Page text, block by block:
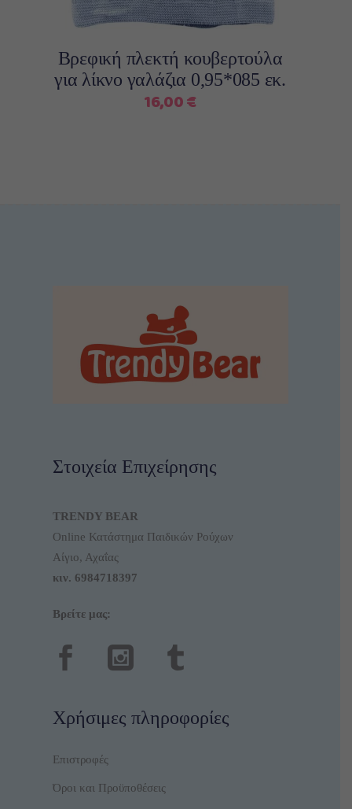
Βρεφική πλεκτή κουβερτούλα
για λίκνο γαλάζια 0,95*085 εκ.
16,00€
Στοιχεία Επιχείρησης
TRENDY BEAR
Online Κατάστημα Παιδικών Ρούχων
Αίγιο, Αχαΐας
κιν. 6984718397
Βρείτε μας:
Χρήσιμες πληροφορίες
Επιστροφές
Όροι και Προϋποθέσεις